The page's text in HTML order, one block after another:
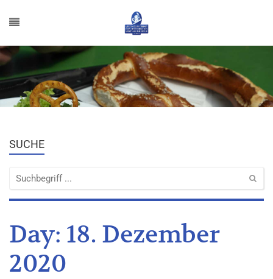
SUCHE
Day: 18. Dezember
2020